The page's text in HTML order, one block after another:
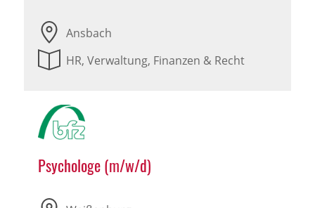
Ansbach
HR, Verwaltung, Finanzen & Recht
Psychologe (m/w/d)